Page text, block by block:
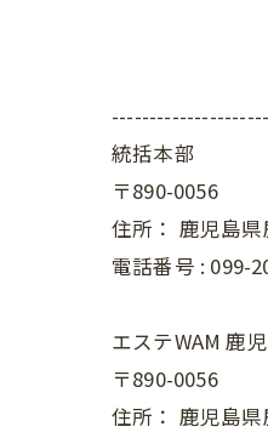
統括本部
〒890-0056
住所： 鹿児島
電話番号 : 099-
エステWAM 鹿
〒890-0056
住所： 鹿児島